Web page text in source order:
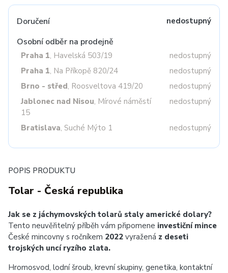
Doručení nedostupný
Osobní odběr na prodejně
Praha 1, Havelská 503/19
nedostupný
Praha 1, Na Příkopě 820/24
nedostupný
Brno - střed, Roosveltova 419/20
nedostupný
Jablonec nad Nisou, Mírové náměstí
15
nedostupný
Bratislava, Suché Mýto 1 nedostupný
POPIS PRODUKTU
Tolar - Česká republika
Jak se z jáchymovských tolarů staly americké dolary?
Tento neuvěřitelný příběh vám připomene investiční mince
České mincovny s ročníkem 2022 vyražená z deseti
trojských uncí ryzího zlata.
Hromosvod, lodní šroub, krevní skupiny, genetika, kontaktní